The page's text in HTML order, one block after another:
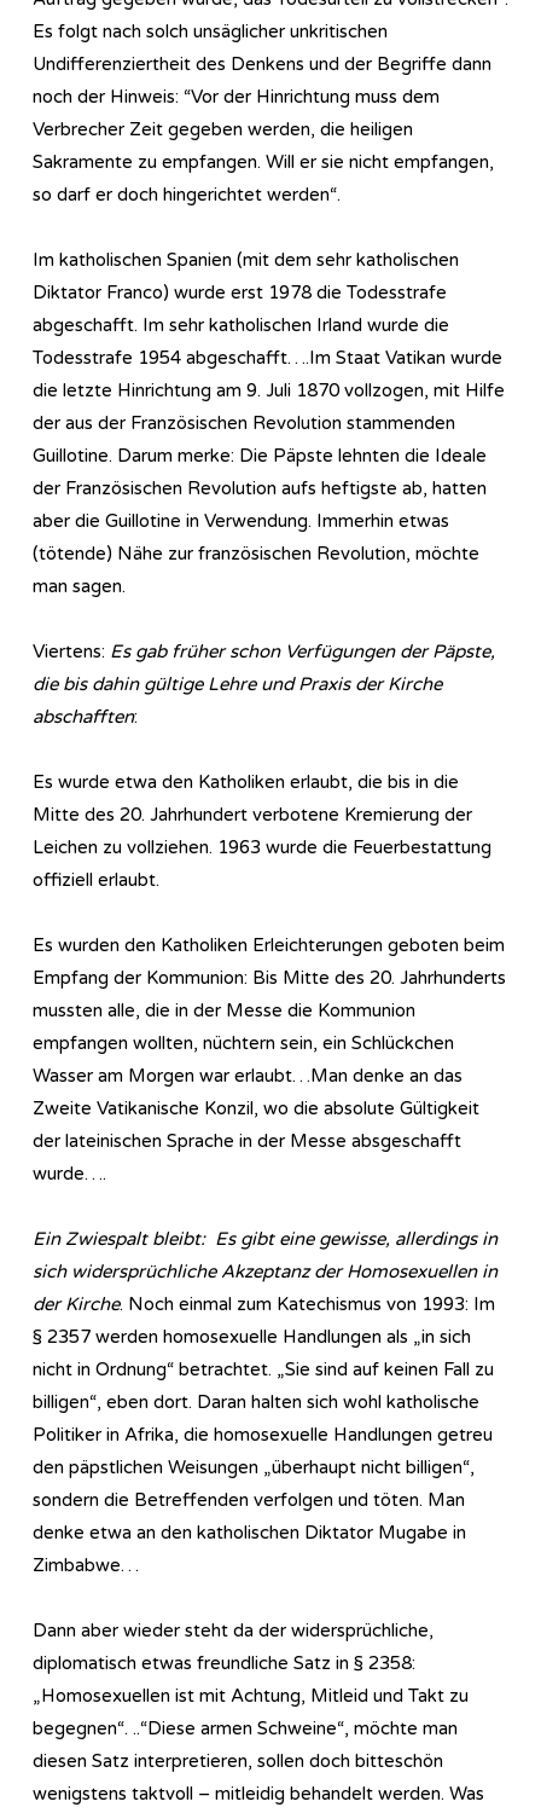
Es folgt nach solch unsäglicher unkritischen
Undifferenziertheit des Denkens und der Begriffe dann
noch der Hinweis: “Vor der Hinrichtung muss dem
Verbrecher Zeit gegeben werden, die heiligen
Sakramente zu empfangen. Will er sie nicht empfangen,
so darf er doch hingerichtet werden“.
Im katholischen Spanien (mit dem sehr katholischen
Diktator Franco) wurde erst 1978 die Todesstrafe
abgeschafft. Im sehr katholischen Irland wurde die
Todesstrafe 1954 abgeschafft….Im Staat Vatikan wurde
die letzte Hinrichtung am 9. Juli 1870 vollzogen, mit Hilfe
der aus der Französischen Revolution stammenden
Guillotine. Darum merke: Die Päpste lehnten die Ideale
der Französischen Revolution aufs heftigste ab, hatten
aber die Guillotine in Verwendung. Immerhin etwas
(tötende) Nähe zur französischen Revolution, möchte
man sagen.
Viertens: Es gab früher schon Verfügungen der Päpste,
die bis dahin gültige Lehre und Praxis der Kirche
abschafften:
Es wurde etwa den Katholiken erlaubt, die bis in die
Mitte des 20. Jahrhundert verbotene Kremierung der
Leichen zu vollziehen. 1963 wurde die Feuerbestattung
offiziell erlaubt.
Es wurden den Katholiken Erleichterungen geboten beim
Empfang der Kommunion: Bis Mitte des 20. Jahrhunderts
mussten alle, die in der Messe die Kommunion
empfangen wollten, nüchtern sein, ein Schlückchen
Wasser am Morgen war erlaubt…Man denke an das
Zweite Vatikanische Konzil, wo die absolute Gültigkeit
der lateinischen Sprache in der Messe absgeschafft
wurde….
Ein Zwiespalt bleibt: Es gibt eine gewisse, allerdings in
sich widersprüchliche Akzeptanz der Homosexuellen in
der Kirche. Noch einmal zum Katechismus von 1993: Im
§ 2357 werden homosexuelle Handlungen als „in sich
nicht in Ordnung“ betrachtet. „Sie sind auf keinen Fall zu
billigen“, eben dort. Daran halten sich wohl katholische
Politiker in Afrika, die homosexuelle Handlungen getreu
den päpstlichen Weisungen „überhaupt nicht billigen“,
sondern die Betreffenden verfolgen und töten. Man
denke etwa an den katholischen Diktator Mugabe in
Zimbabwe…
Dann aber wieder steht da der widersprüchliche,
diplomatisch etwas freundliche Satz in § 2358:
„Homosexuellen ist mit Achtung, Mitleid und Takt zu
begegnen“. ..“Diese armen Schweine“, möchte man
diesen Satz interpretieren, sollen doch bitteschön
wenigstens taktvoll – mitleidig behandelt werden. Was